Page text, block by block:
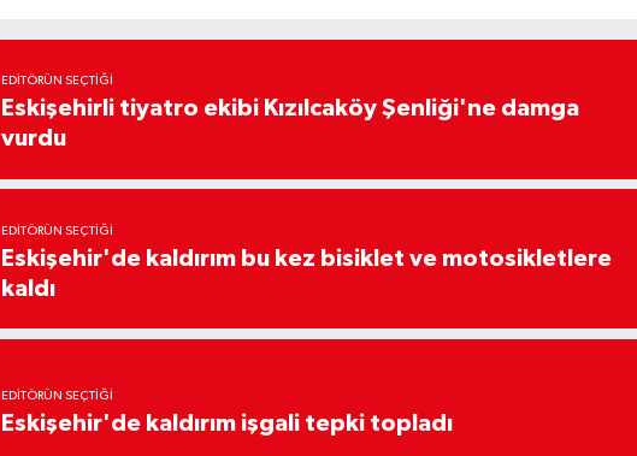
EDITÖRÜN SEÇTIĞI
Eskişehirli tiyatro ekibi Kızılcaköy Şenliği'ne damga
vurdu
EDITÖRÜN SEÇTIĞI
Eskişehir'de kaldırım bu kez bisiklet ve motosikletlere
kaldı
EDITÖRÜN SEÇTIĞI
Eskişehir'de kaldırım işgali tepki topladı